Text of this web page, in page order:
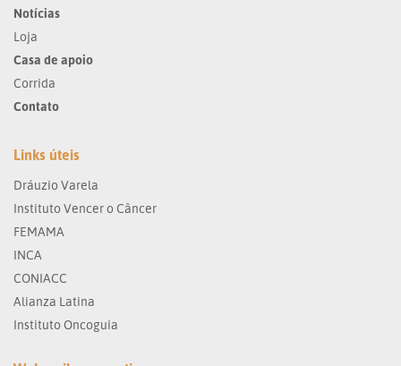
Notícias
Loja
Casa de apoio
Corrida
Contato
Links úteis
Dráuzio Varela
Instituto Vencer o Câncer
FEMAMA
INCA
CONIACC
Alianza Latina
Instituto Oncoguia